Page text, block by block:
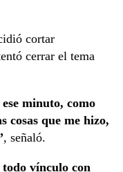
cortar
cerrar el tema
minuto, como
cosas que me hizo,
, señaló.
vínculo con